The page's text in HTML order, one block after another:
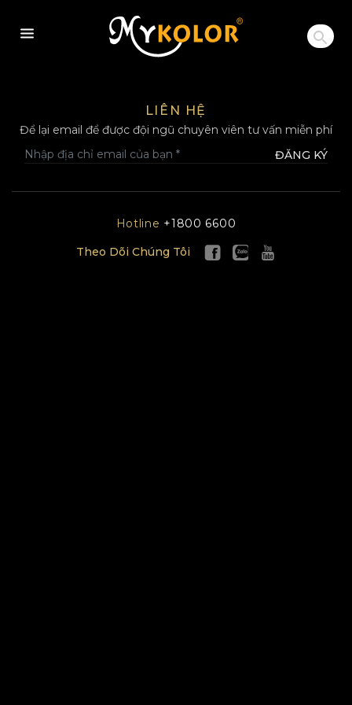
MYKOLOR
LIÊN HỆ
Để lại email để được đội ngũ chuyên viên tư vấn miễn phí
ĐĂNG KÝ
Hotline +1800 6600
Theo Dõi Chúng Tôi